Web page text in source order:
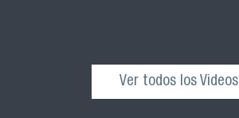
Ver todos los Videos